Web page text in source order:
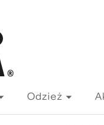
Odzież